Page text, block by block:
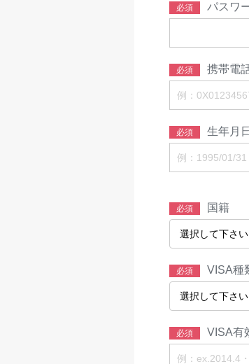
必須 パスワ
必須 携帯電
必須 生年月日
必須 国籍
必須 VISA種
必須 VISA有